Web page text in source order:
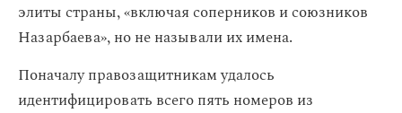
элиты страны, «включая соперников и союзников
Назарбаева», но не называли их имена.
Поначалу правозащитникам удалось
идентифицировать всего пять номеров из